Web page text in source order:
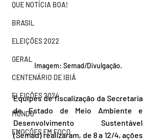
QUE NOTÍCIA BOA!
BRASIL
ELEIÇÕES 2022
GERAL
CENTENÁRIO DE IBIÁ
ELEIÇÕES 2024
MUNDO
EMOÇÕES EM FOCO
Imagem: Semad/Divulgação.
Equipes de fiscalização da Secretaria
de Estado de Meio Ambiente e
Desenvolvimento Sustentável
(Semad) realizaram, de 8 a 12/4, ações